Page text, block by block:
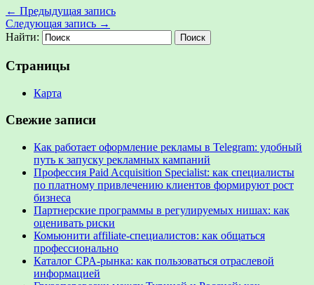
← Предыдущая запись
Следующая запись →
Найти:
Страницы
Карта
Свежие записи
Как работает оформление рекламы в Telegram: удобный
путь к запуску рекламных кампаний
Профессия Paid Acquisition Specialist: как специалисты
по платному привлечению клиентов формируют рост
бизнеса
Партнерские программы в регулируемых нишах: как
оценивать риски
Комьюнити affiliate-специалистов: как общаться
профессионально
Каталог CPA-рынка: как пользоваться отраслевой
информацией